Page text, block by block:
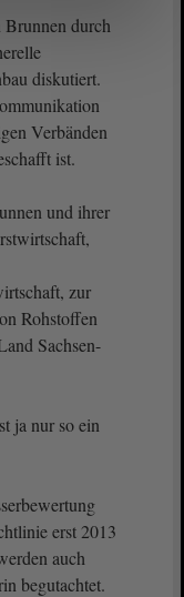
durch
diskutiert.
Verbänden
ist.
und ihrer
zur
Rohstoffen
Sachsen-
ja nur so ein
erst 2013
auch
begutachtet.